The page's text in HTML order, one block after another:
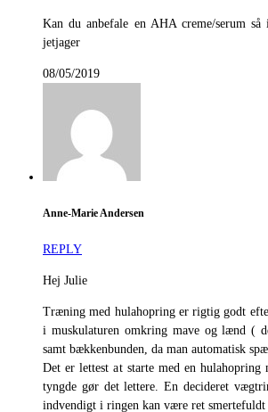
Kan du anbefale en AHA creme/serum
jetjager
08/05/2019
Anne-Marie Andersen
REPLY
Hej Julie
Træning med hulahopring er rigtig godt
i muskulaturen omkring mave og lænd (
samt bækkenbunden, da man automatisk
Det er lettest at starte med en hulahopring
tyngde gør det lettere. En decideret
indvendigt i ringen kan være ret smertefuldt